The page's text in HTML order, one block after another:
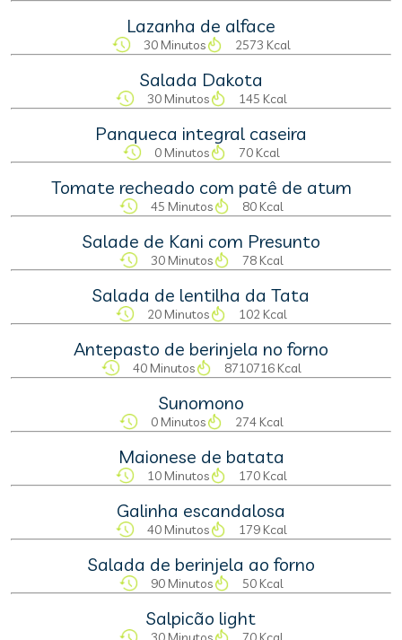
Lazanha de alface
30 Minutos 2573 Kcal
Salada Dakota
30 Minutos 145 Kcal
Panqueca integral caseira
0 Minutos 70 Kcal
Tomate recheado com patê de atum
45 Minutos 80 Kcal
Salade de Kani com Presunto
30 Minutos 78 Kcal
Salada de lentilha da Tata
20 Minutos 102 Kcal
Antepasto de berinjela no forno
40 Minutos 8710716 Kcal
Sunomono
0 Minutos 274 Kcal
Maionese de batata
10 Minutos 170 Kcal
Galinha escandalosa
40 Minutos 179 Kcal
Salada de berinjela ao forno
90 Minutos 50 Kcal
Salpicão light